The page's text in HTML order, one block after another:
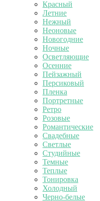
Красный
Летние
Нежный
Неоновые
Новогодние
Ночные
Осветляющие
Осенние
Пейзажный
Персиковый
Пленка
Портретные
Ретро
Розовые
Романтические
Свадебные
Светлые
Студийные
Темные
Теплые
Тонировка
Холодный
Черно-белые